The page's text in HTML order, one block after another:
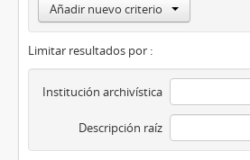
Añadir nuevo criterio
Limitar resultados por :
Institución archivística
Descripción raíz